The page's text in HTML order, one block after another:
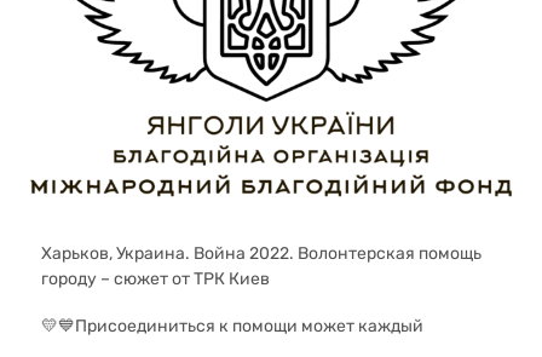
Харьков, Украина. Война 2022. Волонтерская помощь
городу – сюжет от ТРК Киев
💛💙Присоединиться к помощи может каждый